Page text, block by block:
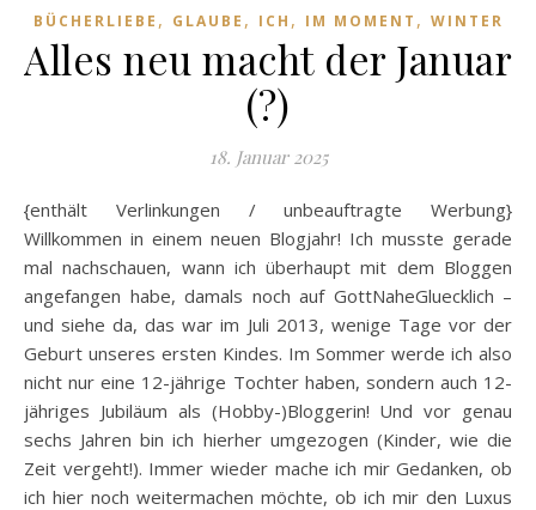
BÜCHERLIEBE , GLAUBE , ICH , IM MOMENT , WINTER
Alles neu macht der Januar
(?)
18. Januar 2025
{enthält Verlinkungen / unbeauftragte Werbung}
Willkommen in einem neuen Blogjahr! Ich musste gerade
mal nachschauen, wann ich überhaupt mit dem Bloggen
angefangen habe, damals noch auf GottNaheGluecklich –
und siehe da, das war im Juli 2013, wenige Tage vor der
Geburt unseres ersten Kindes. Im Sommer werde ich also
nicht nur eine 12-jährige Tochter haben, sondern auch 12-
jähriges Jubiläum als (Hobby-)Bloggerin! Und vor genau
sechs Jahren bin ich hierher umgezogen (Kinder, wie die
Zeit vergeht!). Immer wieder mache ich mir Gedanken, ob
ich hier noch weitermachen möchte, ob ich mir den Luxus